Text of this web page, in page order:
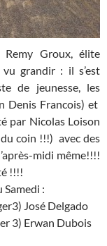
Groux, élite
grandir : il s’est
de jeunesse, les
Denis Francois) et
par Nicolas Loison
coin !!!) avec des
midi même!!!!
!!!!
Samedi :
José Delgado
3) Erwan Dubois